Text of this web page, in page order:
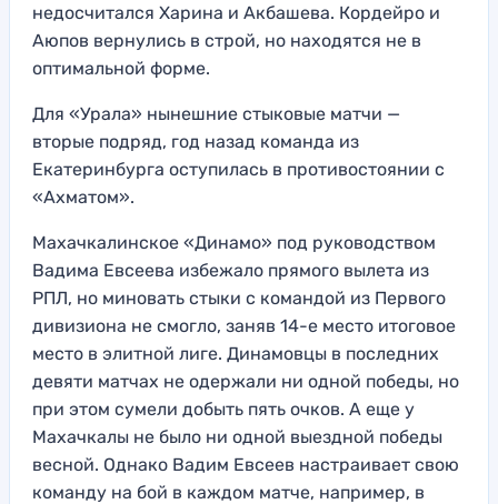
недосчитался Харина и Акбашева. Кордейро и
Аюпов вернулись в строй, но находятся не в
оптимальной форме.
Для «Урала» нынешние стыковые матчи —
вторые подряд, год назад команда из
Екатеринбурга оступилась в противостоянии с
«Ахматом».
Махачкалинское «Динамо» под руководством
Вадима Евсеева избежало прямого вылета из
РПЛ, но миновать стыки с командой из Первого
дивизиона не смогло, заняв 14-е место итоговое
место в элитной лиге. Динамовцы в последних
девяти матчах не одержали ни одной победы, но
при этом сумели добыть пять очков. А еще у
Махачкалы не было ни одной выездной победы
весной. Однако Вадим Евсеев настраивает свою
команду на бой в каждом матче, например, в